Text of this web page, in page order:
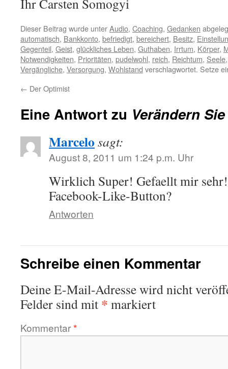
Ihr Carsten Somogyi
Dieser Beitrag wurde unterAudio, Coaching, Gedanken
automatisch, Bankkonto, befriedigt, bereichert, Besitz,
Gegenteil, Geist, glückliches Leben, Guthaben, Irrtum, Körper,
Notwendigkeiten, Prioritäten, pudelwohl, reich, Reichtum, Seele
Vergängliche, Versorgung, Wohlstand verschlagwortet. Setze
← Der Optimist
Eine Antwort zu Verändern
Marcelo sagt:
August 8, 2011 um 1:24 p.m. Uhr
Wirklich Super! Gefaellt mir
Facebook-Like-Button?
Antworten
Schreibe einen Kommentar
Deine E-Mail-Adresse wird nicht
Felder sind mit * markiert
Kommentar*